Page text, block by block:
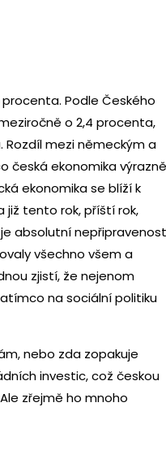
Podle Českého
o 2,4 procenta,
mezi německým a
česká ekonomika výrazně
ekonomika se blíží k
již tento rok, příští rok,
absolutní nepřipravenost
všechno všem a
zjistí, že nejenom
na sociální politiku
nebo zda zopakuje
investic, což českou
zřejmě ho mnoho